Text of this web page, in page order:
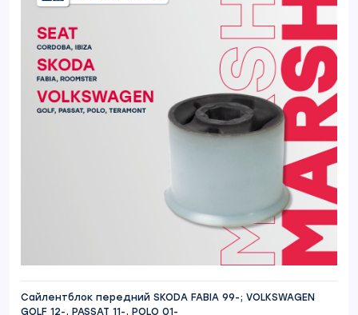
Сайлентблок передний SKODA FABIA 99-; VOLKSWAGEN
GOLF 12-, PASSAT 11-, POLO 01-